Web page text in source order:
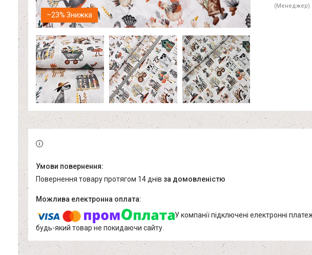
–23%
Менеджер
повернення товару протягом 14 днів за домовленістю
У компанії підключені електронні
будь-який товар не покидаючи сайту.